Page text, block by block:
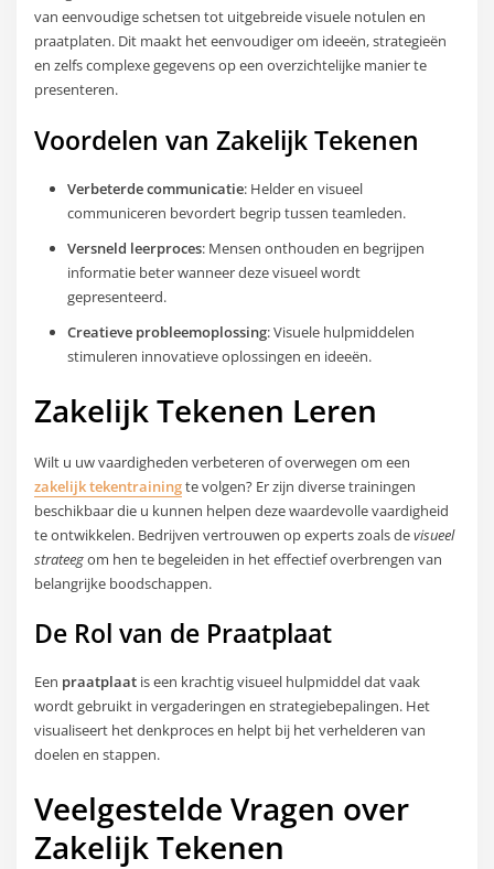
van eenvoudige schetsen tot uitgebreide visuele notulen en
praatplaten. Dit maakt het eenvoudiger om ideeën, strategieën
en zelfs complexe gegevens op een overzichtelijke manier te
presenteren.
Voordelen van Zakelijk Tekenen
Verbeterde communicatie: Helder en visueel
communiceren bevordert begrip tussen teamleden.
Versneld leerproces: Mensen onthouden en begrijpen
informatie beter wanneer deze visueel wordt
gepresenteerd.
Creatieve probleemoplossing: Visuele hulpmiddelen
stimuleren innovatieve oplossingen en ideeën.
Zakelijk Tekenen Leren
Wilt u uw vaardigheden verbeteren of overwegen om een
zakelijk tekentrainingte volgen? Er zijn diverse trainingen
beschikbaar die u kunnen helpen deze waardevolle vaardigheid
te ontwikkelen. Bedrijven vertrouwen op experts zoals devisueel
strateegom hen te begeleiden in het effectief overbrengen van
belangrijke boodschappen.
De Rol van de Praatplaat
Een praatplaat is een krachtig visueel hulpmiddel dat vaak
wordt gebruikt in vergaderingen en strategiebepalingen. Het
visualiseert het denkproces en helpt bij het verhelderen van
doelen en stappen.
Veelgestelde Vragen over
Zakelijk Tekenen